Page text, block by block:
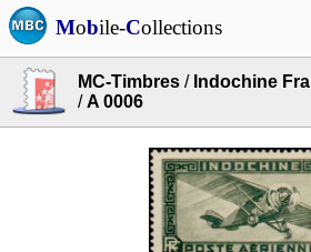
Mobile-Collections
MC-Timbres / Indochine
/A 0006